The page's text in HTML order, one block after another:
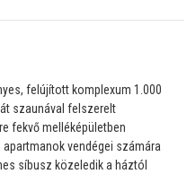
felújított komplexum 1.000
szaunával felszerelt
fekvő melléképületben
vendégei számára
síbusz közeledik a háztól